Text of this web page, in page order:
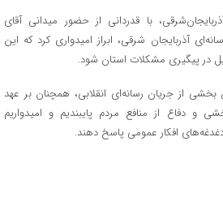
با قدردانی از حضور میدانی آقای
آذربایجان شرقی، ابراز امیدواری کرد که این
در پیگیری مشکلات استان شود.
بخشی از جریان رسانه‌ای انقلابی، همچنان بر عهد
و دفاع از منافع مردم پایبندیم و امیدواریم
افکار عمومی پاسخ دهند.